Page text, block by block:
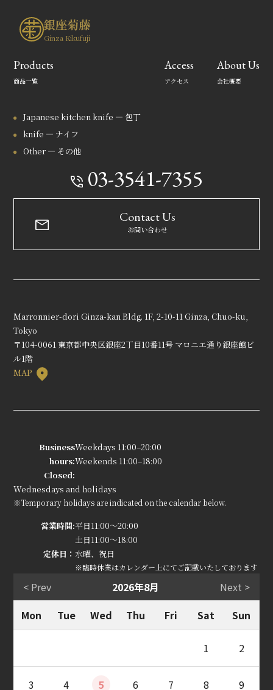
銀座菊藤
Ginza Kikufuji
Products
商品一覧
Japanese kitchen knife — 包丁
knife — ナイフ
Other — その他
Access
アクセス
About Us
会社概要
03-3541-7355
Contact Us
お問い合わせ
Marronnier-dori Ginza-kan Bldg. 1F, 2-10-11 Ginza, Chuo-ku,
Tokyo
〒104-0061 東京都中央区銀座2丁目10番11号 マロニエ通り銀座館ビ
ル1階
MAP
Business
hours:
Weekdays 11:00–20:00
Weekends 11:00–18:00
Closed:
Wednesdays and holidays
※Temporary holidays are indicated on the calendar below.
営業時間:平日11:00～20:00
土日11:00～18:00
定休日：水曜、祝日
※臨時休業はカレンダー上にてご記載いたしております
< Prev 2026年8月
Next >
Mon
Tue Wed Thu Fri Sat Sun
1 2
3 4 5 6 7 8 9